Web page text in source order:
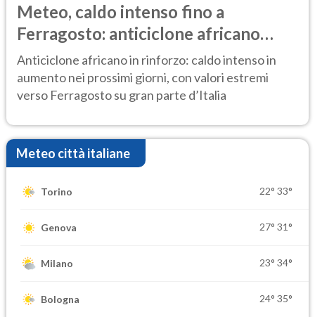
Meteo, caldo intenso fino a
Ferragosto: anticiclone africano
ancora protagonista
Anticiclone africano in rinforzo: caldo intenso in
aumento nei prossimi giorni, con valori estremi
verso Ferragosto su gran parte d’Italia
Meteo città italiane
Torino 22° 33°
Genova 27° 31°
Milano 23° 34°
Bologna 24° 35°